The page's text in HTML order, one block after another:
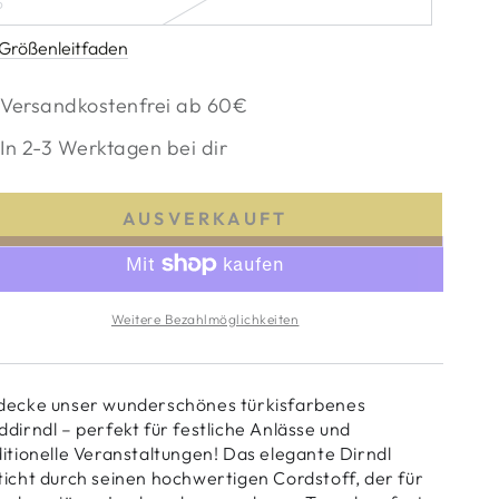
Versandkostenfrei ab 60€
In 2-3 Werktagen bei dir
AUSVERKAUFT
Weitere Bezahlmöglichkeiten
unser wunderschönes türkisfarbenes
– perfekt für festliche Anlässe und
Veranstaltungen! Das elegante Dirndl
durch seinen hochwertigen Cordstoff, der für